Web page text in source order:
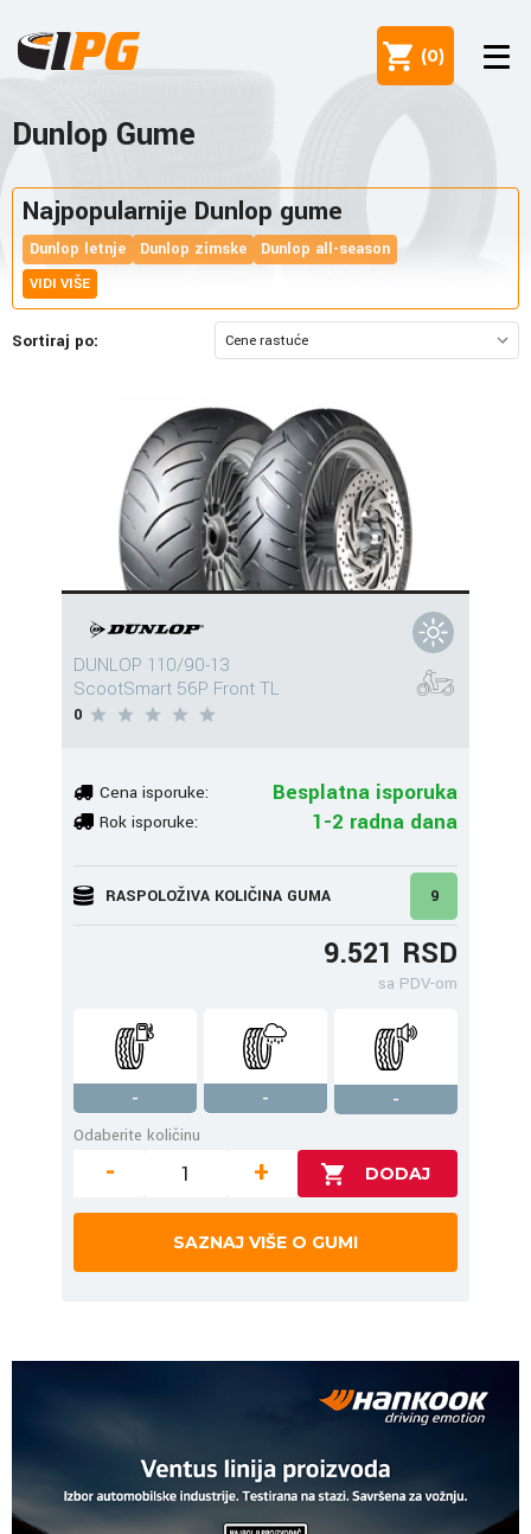
(0)
Dunlop Gume
Najpopularnije Dunlop gume
Dunlop letnje Dunlop zimske Dunlop all-season
VIDI VIŠE
Sortiraj po:
DUNLOP 110/90-13
ScootSmart 56P Front TL
0
Cena isporuke: Besplatna isporuka
Rok isporuke: 1-2 radna dana
RASPOLOŽIVA KOLIČINA GUMA 9
9.521 RSD
sa PDV-om
- -
-
Odaberite količinu
- +
SAZNAJ VIŠE O GUMI